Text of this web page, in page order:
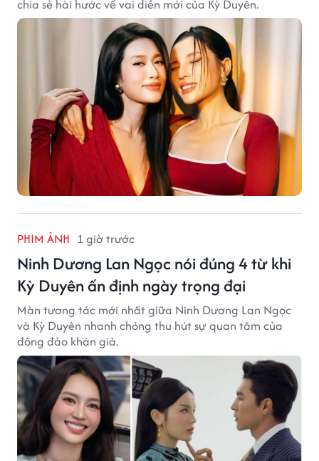
chia sẻ hài hước về vai diễn mới của Kỳ Duyên.
PHIM ẢNH 1 giờ trước
Ninh Dương Lan Ngọc nói đúng 4 từ khi
Kỳ Duyên ấn định ngày trọng đại
Màn tương tác mới nhất giữa Ninh Dương Lan Ngọc
và Kỳ Duyên nhanh chóng thu hút sự quan tâm của
đông đảo khán giả.